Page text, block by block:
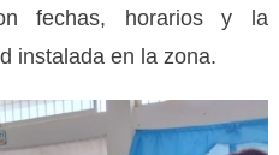
fechas, horarios y la
instalada en la zona.